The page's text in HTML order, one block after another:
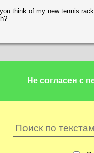
think of my new tennis
Не согласен с